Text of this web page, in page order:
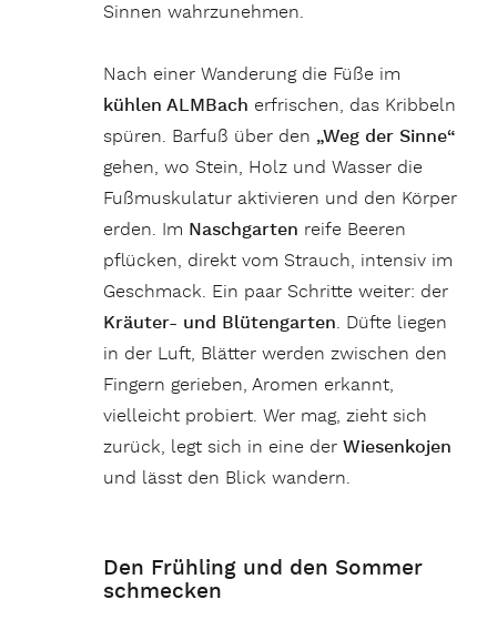
Sinnen wahrzunehmen.
Nach einer Wanderung die Füße im
kühlen ALMBach erfrischen, das Kribbeln
spüren. Barfuß über den „Weg der Sinne“
gehen, wo Stein, Holz und Wasser die
Fußmuskulatur aktivieren und den Körper
erden. Im Naschgarten reife Beeren
pflücken, direkt vom Strauch, intensiv im
Geschmack. Ein paar Schritte weiter: der
Kräuter- und Blütengarten. Düfte liegen
in der Luft, Blätter werden zwischen den
Fingern gerieben, Aromen erkannt,
vielleicht probiert. Wer mag, zieht sich
zurück, legt sich in eine derWiesenkojen
und lässt den Blick wandern.
Den Frühling und den Sommer
schmecken